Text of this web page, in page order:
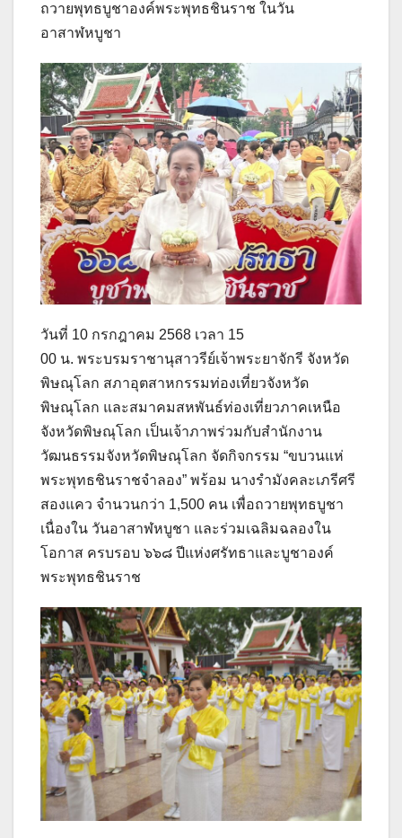
ถวายพุทธบูชาองค์พระพุทธชินราช ในวัน
อาสาฬหบูชา
วันที่ 10 กรกฎาคม 2568 เวลา 15
00 น. พระบรมราชานุสาวรีย์เจ้าพระยาจักรี จังหวัด
พิษณุโลก สภาอุตสาหกรรมท่องเที่ยวจังหวัด
พิษณุโลก และสมาคมสหพันธ์ท่องเที่ยวภาคเหนือ
จังหวัดพิษณุโลก เป็นเจ้าภาพร่วมกับสำนักงาน
วัฒนธรรมจังหวัดพิษณุโลก จัดกิจกรรม “ขบวนแห่
พระพุทธชินราชจำลอง” พร้อม นางรำมังคละเภรีศรี
สองแคว จำนวนกว่า 1,500 คน เพื่อถวายพุทธบูชา
เนื่องใน วันอาสาฬหบูชา และร่วมเฉลิมฉลองใน
โอกาส ครบรอบ ๖๖๘ ปีแห่งศรัทธาและบูชาองค์
พระพุทธชินราช